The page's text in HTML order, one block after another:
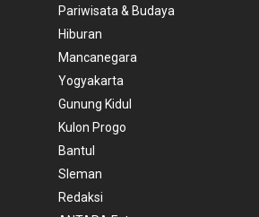
Pariwisata & Budaya
Hiburan
Mancanegara
Yogyakarta
Gunung Kidul
Kulon Progo
Bantul
Sleman
Redaksi